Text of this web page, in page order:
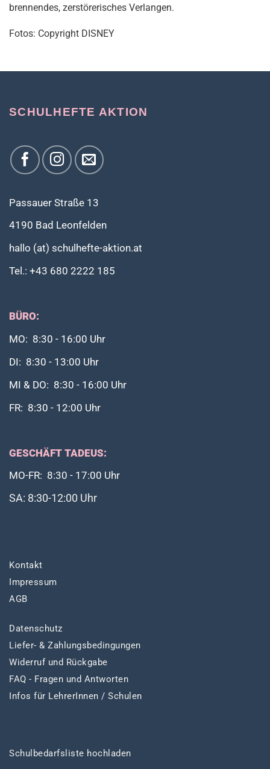
brennendes, zerstörerisches Verlangen.
Fotos: Copyright DISNEY
SCHULHEFTE AKTION
Passauer Straße 13
4190 Bad Leonfelden
hallo (at) schulhefte-aktion.at
Tel.: +43 680 2222 185
BÜRO:
MO: 8:30 - 16:00 Uhr
DI: 8:30 - 13:00 Uhr
MI & DO: 8:30 - 16:00 Uhr
FR: 8:30 - 12:00 Uhr
GESCHÄFT TADEUS:
MO-FR: 8:30 - 17:00 Uhr
SA: 8:30-12:00 Uhr
Kontakt
Impressum
AGB
Datenschutz
Liefer- & Zahlungsbedingungen
Widerruf und Rückgabe
FAQ - Fragen und Antworten
Infos für LehrerInnen / Schulen
Schulbedarfsliste hochladen